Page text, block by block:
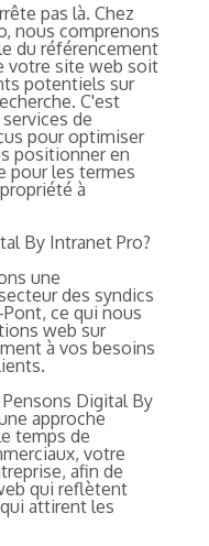
pas là. Chez
nous comprenons
du référencement
votre site web soit
potentiels sur
C'est
de
pour optimiser
positionner en
pour les termes
à
By Intranet Pro?
une
des syndics
ce qui nous
web sur
à vos besoins
Digital By
approche
temps de
votre
afin de
qui reflètent
attirent les